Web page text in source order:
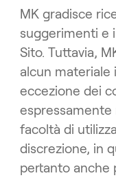
MK gradisce
suggerimenti e
Sito. Tuttavia,
alcun materiale
eccezione dei
espressamente
facoltà di
discrezione, in
pertanto anche